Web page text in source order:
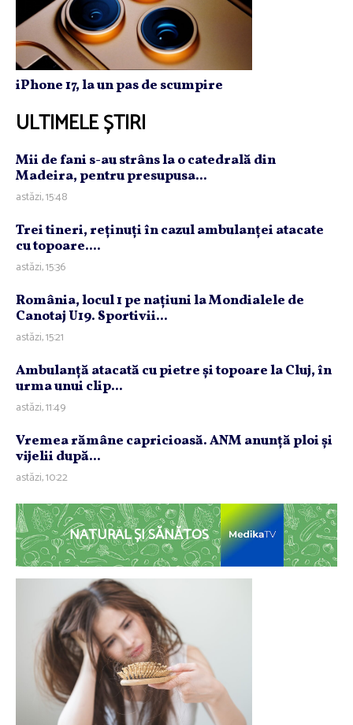
iPhone 17, la un pas de scumpire
ULTIMELE ȘTIRI
Mii de fani s-au strâns la o catedrală din
Madeira, pentru presupusa...
astăzi, 15:48
Trei tineri, reţinuţi în cazul ambulanţei atacate
cu topoare....
astăzi, 15:36
România, locul 1 pe naţiuni la Mondialele de
Canotaj U19. Sportivii...
astăzi, 15:21
Ambulanţă atacată cu pietre şi topoare la Cluj, în
urma unui clip...
astăzi, 11:49
Vremea rămâne capricioasă. ANM anunţă ploi şi
vijelii după...
astăzi, 10:22
NATURAL ȘI SĂNĂTOS